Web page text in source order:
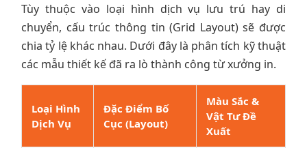
Tùy thuộc vào loại hình dịch vụ lưu trú hay di
chuyển, cấu trúc thông tin (Grid Layout) sẽ được
chia tỷ lệ khác nhau. Dưới đây là phân tích kỹ thuật
các mẫu thiết kế đã ra lò thành công từ xưởng in.
Loại Hình
Dịch Vụ
Đặc Điểm Bố
Cục (Layout)
Màu Sắc &
Vật Tư Đề
Xuất